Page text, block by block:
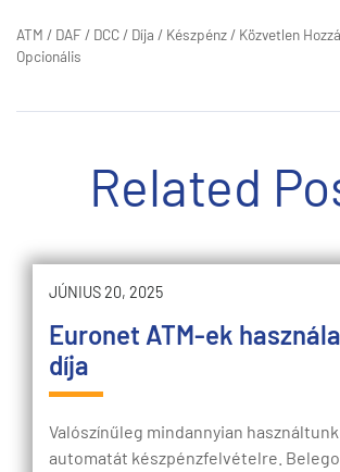
ATM / DAF / DCC / Díja / Készpénz / Közvetlen
Opcionális
Related
JÚNIUS 20, 2025
Euronet ATM-ek
díja
Valószínűleg mindannyian
automatát készpénzfelvételre.